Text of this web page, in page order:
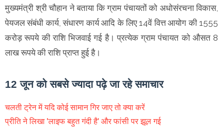
मुख्यमंत्री श्री चौहान ने बताया कि ग्राम पंचायतों को अधोसंरचना विकास,
पेयजल संबंधी कार्य, संधारण कार्य आदि के लिए 14वें वित्त आयोग की 1555
करोड़ रूपये की राशि भिजवाई गई है। प्रत्येक ग्राम पंचायत को औसत 8
लाख रूपये की राशि प्राप्त हुई है।
12 जून को सबसे ज्यादा पढ़े जा रहे समाचार
चलती ट्रेन में यदि कोई सामान गिर जाए तो क्या करें
प्रीति ने लिखा 'लाइफ बहुत गंदी है' और फांसी पर झूल गई